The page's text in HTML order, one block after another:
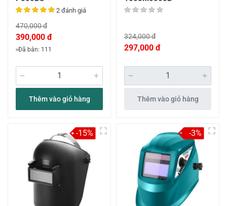
2 đánh giá
470,000 đ
390,000 đ
Đã bán: 111
Thêm vào giỏ hàng
324,000 đ
297,000 đ
Thêm vào giỏ hàng
-15% -3%